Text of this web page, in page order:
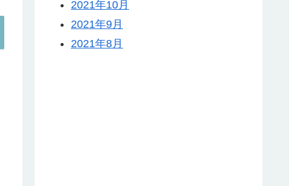
2021年10月
2021年9月
2021年8月